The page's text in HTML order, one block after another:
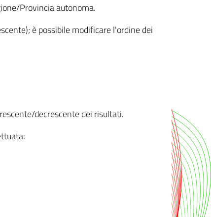
Provincia autonoma.
è possibile modificare l'ordine dei
decrescente dei risultati.